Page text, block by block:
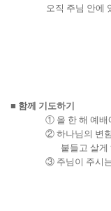
오직 주님 안에
■ 함께 기도하기
① 올 한 해 예
② 하나님의 변
붙들고 살게
③ 주님이 주시